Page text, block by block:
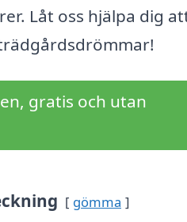
Låt oss hjälpa dig
gratis och utan
gömma